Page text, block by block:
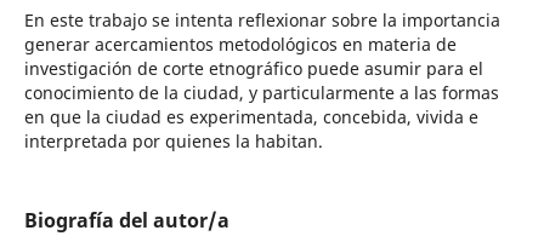
En este trabajo se intenta reflexionar sobre la importancia
generar acercamientos metodológicos en materia de
investigación de corte etnográfico puede asumir para el
conocimiento de la ciudad, y particularmente a las formas
en que la ciudad es experimentada, concebida, vivida e
interpretada por quienes la habitan.
Biografía del autor/a